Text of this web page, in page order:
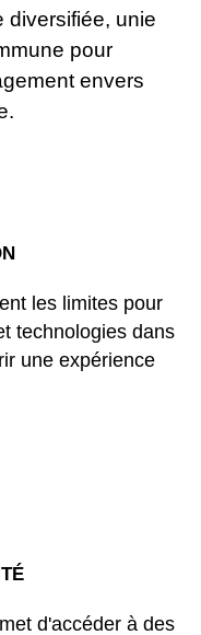
diversifiée, unie
pour
envers
les limites pour
technologies dans
une expérience
d'accéder à des